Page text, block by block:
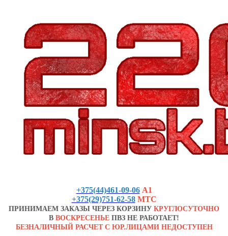
+375(44)461-09-06 А1
+375(29)751-62-58 МТС
ПРИНИМАЕМ ЗАКАЗЫ ЧЕРЕЗ КОРЗИНУ КРУГЛОСУТОЧНО
В ВОСКРЕСЕНЬЕ ПВЗ НЕ РАБОТАЕТ!
БЕЗНАЛИЧНЫЙ РАСЧЕТ С ЮР.ЛИЦАМИ НЕДОСТУПЕН